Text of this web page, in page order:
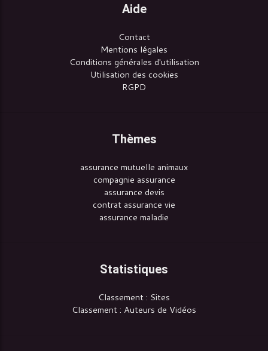
Aide
Contact
Mentions légales
Conditions générales d'utilisation
Utilisation des cookies
RGPD
Thèmes
assurance mutuelle animaux
compagnie assurance
assurance devis
contrat assurance vie
assurance maladie
Statistiques
Classement : Sites
Classement : Auteurs de Vidéos